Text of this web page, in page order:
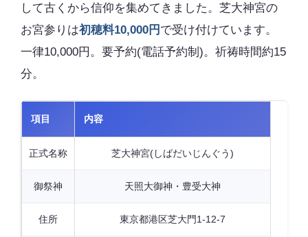
して古くから信仰を集めてきました。芝大神宮の
お宮参りは初穂料10,000円 で受け付けています。
一律10,000円。要予約(電話予約制)。祈祷時間約15
分。
項目 内容
正式名称 芝大神宮(しばだいじんぐう)
御祭神 天照大御神・豊受大神
住所 東京都港区芝大門1-12-7